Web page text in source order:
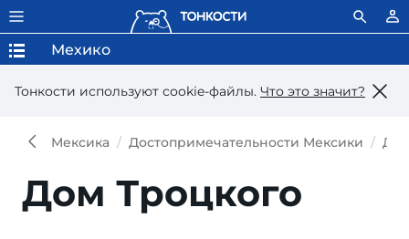
Тонкости используют сookie-файлы. Что это значит?
Мехико
Мексика Достопримечательности Мексики
Дом Троцкого